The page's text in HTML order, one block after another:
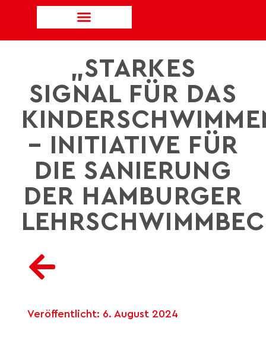
„STARKES
SIGNAL FÜR DAS
– INITIATIVE FÜR
DIE SANIERUNG
DER HAMBURGER
Veröffentlicht: 6. August 2024